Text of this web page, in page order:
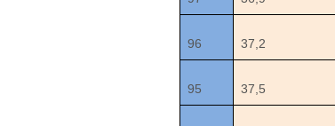
96 37,2
95 37,5